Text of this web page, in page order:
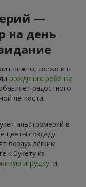
—
на день
нежно, свежо и в
рождению ребёнка
радостного
лёгкости.
альстромерий в
цветы создадут
воздух лёгким
к букету из
игрушку, и